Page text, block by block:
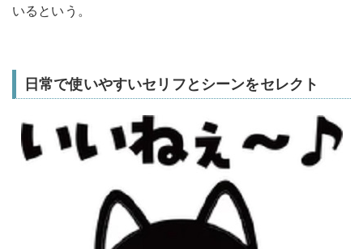
いるという。
日常で使いやすいセリフとシーンをセレクト